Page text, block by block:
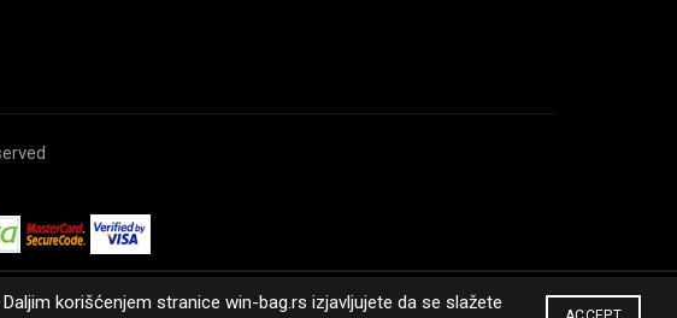
korišćenjem stranice win-bag.rs izjavljujete da se slažete